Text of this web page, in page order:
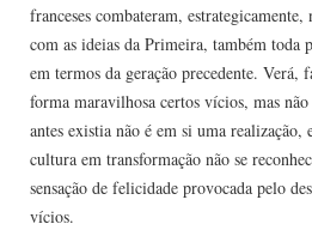
franceses combateram,
com as ideias da Primeira, também toda
em termos da geração precedente. Verá,
forma maravilhosa certos vícios, mas
antes existia não é em si uma realização,
cultura em transformação não se
sensação de felicidade provocada pelo
vícios.